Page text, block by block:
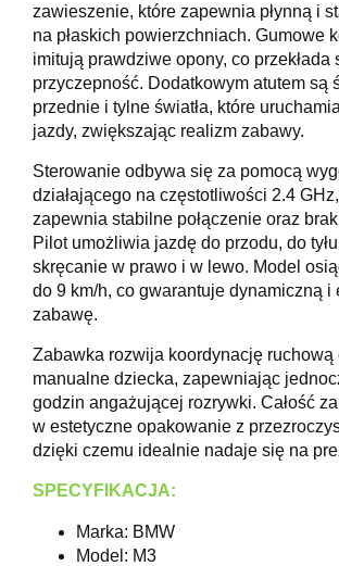
zawieszenie, które zapewnia płynną i
na płaskich powierzchniach. Gumowe
imitują prawdziwe opony, co przekłada
przyczepność. Dodatkowym atutem są
przednie i tylne światła, które
jazdy, zwiększając realizm zabawy.
Sterowanie odbywa się za pomocą
działającego na częstotliwości 2.4
zapewnia stabilne połączenie oraz brak
Pilot umożliwia jazdę do przodu, do
skręcanie w prawo i w lewo. Model
do 9 km/h, co gwarantuje dynamiczną i
zabawę.
Zabawka rozwija koordynację ruchową
manualne dziecka, zapewniając
godzin angażującej rozrywki. Całość
w estetyczne opakowanie z
dzięki czemu idealnie nadaje się na
SPECYFIKACJA:
Marka: BMW
Model: M3